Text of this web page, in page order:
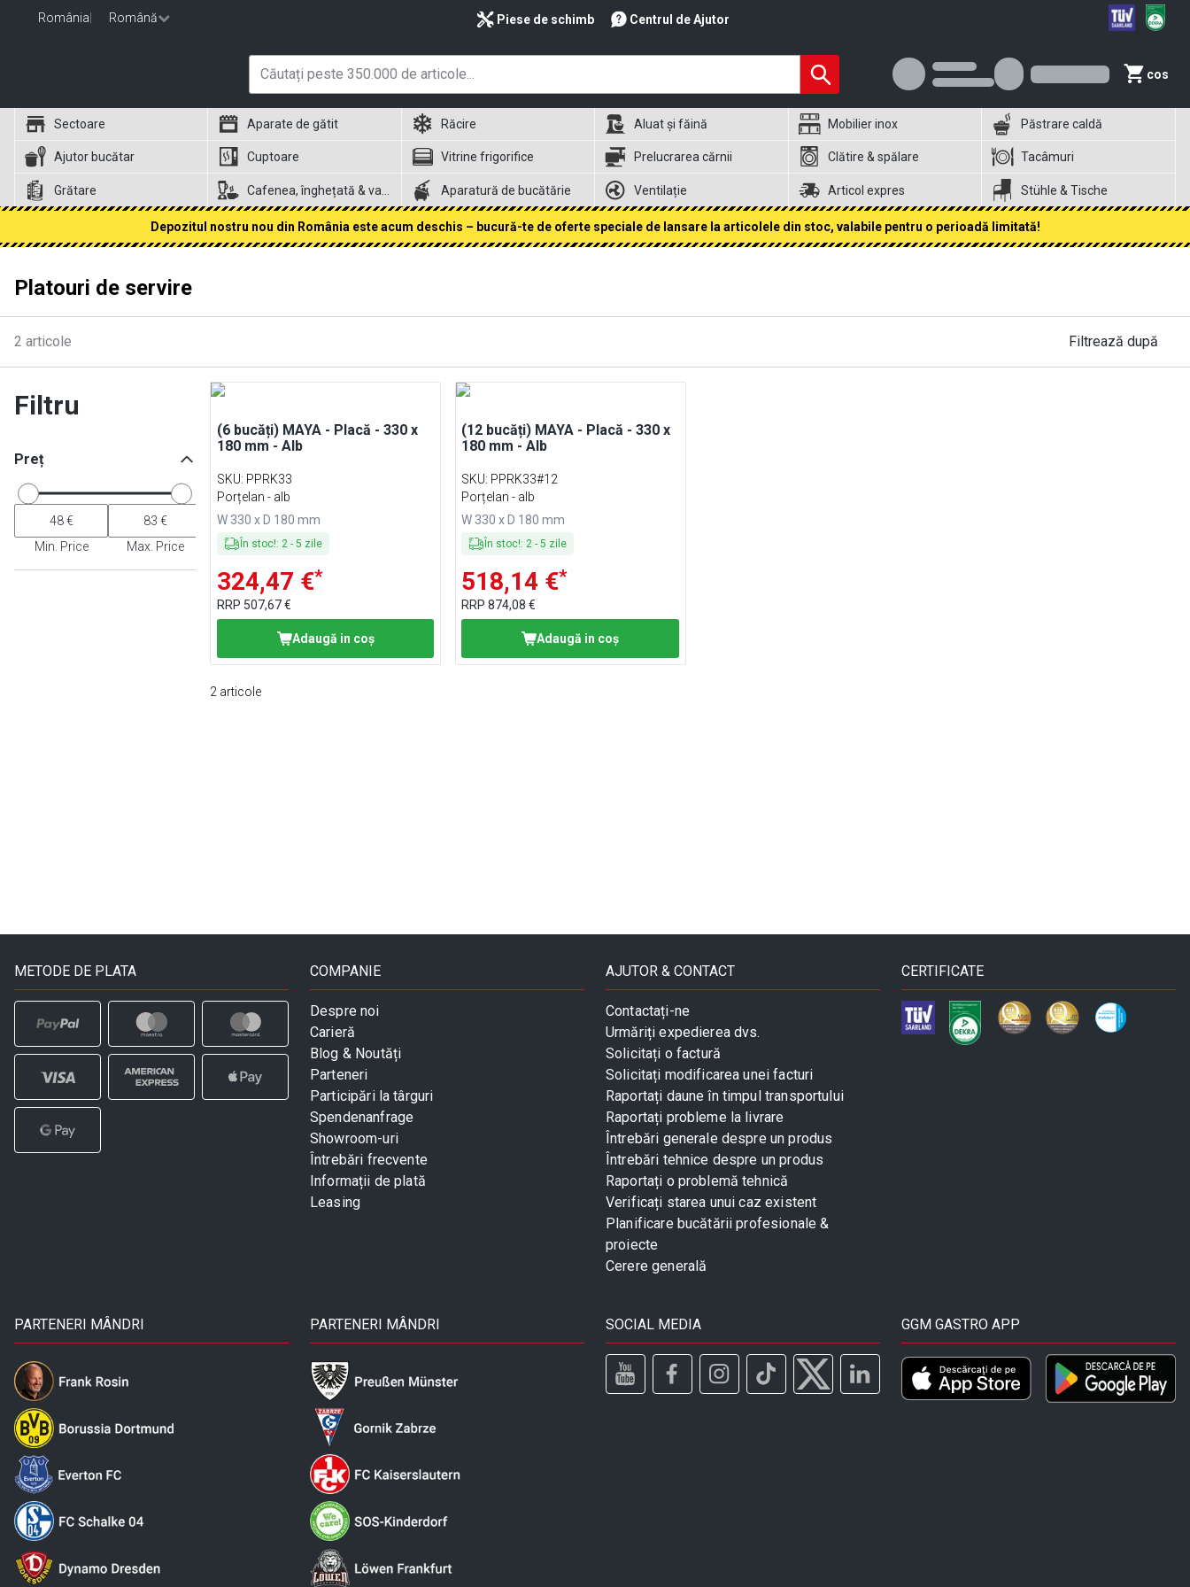
România Română Piese de schimb Centrul de Ajutor
cos
Sectoare Aparate de gătit Răcire Aluat și făină Mobilier inox Păstrare caldă
Ajutor bucătar Cuptoare Vitrine frigorifice Prelucrarea cărnii Clătire & spălare Tacâmuri
Grătare Aparatură de bucătărie Ventilație Articol expres Stühle & Tische
Depozitul nostru nou din România este acum deschis – bucură-te de oferte speciale de lansare la articolele din stoc, valabile pentru o perioadă limitată!
Platouri de servire
2 articole Filtrează după
Filtru
Preț
Min. Price Max. Price
(6 bucăți) MAYA - Placă - 330 x
180 mm - Alb
SKU: PPRK33
Porțelan - alb
W 330 x D 180 mm
În stoc!: 2- 5 zile
324,47 €*
RRP 507,67 €
Adaugă in coş
(12 bucăți) MAYA - Placă - 330 x
180 mm - Alb
SKU: PPRK33#12
Porțelan - alb
W 330 x D 180 mm
În stoc!: 2 -5 zile
518,14 €*
RRP874,08 €
Adaugă in coş
2 articole
METODE DE PLATA COMPANIE
Despre noi
Carieră
Blog & Noutăți
Parteneri
Participări la târguri
Spendenanfrage
Showroom-uri
Întrebări frecvente
Informații de plată
Leasing
AJUTOR & CONTACT
Contactați-ne
Urmăriți expedierea dvs.
Solicitați o factură
Solicitați modificarea unei facturi
Raportați daune în timpul transportului
Raportați probleme la livrare
Întrebări generale despre un produs
Întrebări tehnice despre un produs
Raportați o problemă tehnică
Verificați starea unui caz existent
Planificare bucătării profesionale &
proiecte
Cerere generală
CERTIFICATE
PARTENERI MÂNDRI PARTENERI MÂNDRI SOCIAL MEDIA GGM GASTRO APP